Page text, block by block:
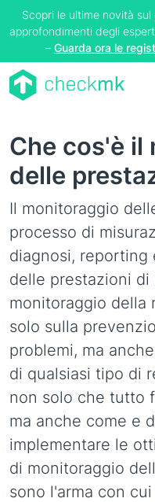
Scopri le ultime novità
approfondimenti degli
– Guarda ora le
Che cos'è il
delle
Il monitoraggio
processo di
diagnosi, reporting
delle prestazioni di
monitoraggio della
solo sulla
problemi, ma
di qualsiasi tipo di
non solo che tutto
ma anche come e
implementare le
di monitoraggio
sono l'arma con